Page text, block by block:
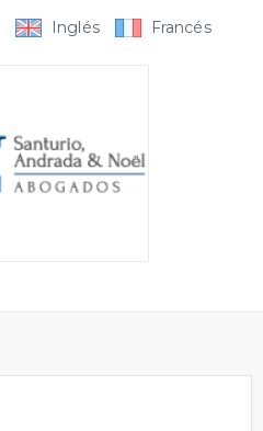
Inglés Francés